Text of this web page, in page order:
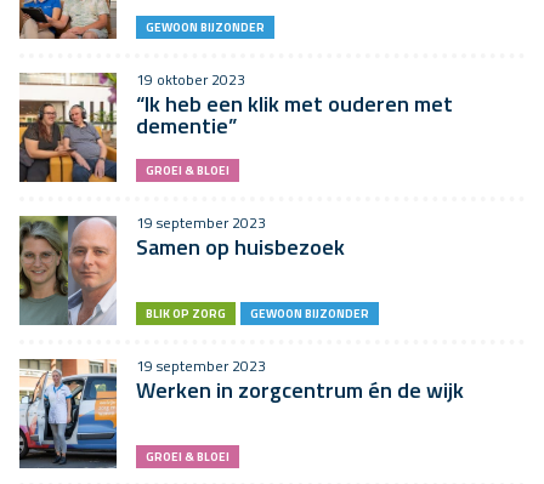
GEWOON BIJZONDER
19 oktober 2023
“Ik heb een klik met ouderen met
dementie”
GROEI & BLOEI
19 september 2023
Samen op huisbezoek
BLIK OP ZORG GEWOON BIJZONDER
19 september 2023
Werken in zorgcentrum én de wijk
GROEI & BLOEI